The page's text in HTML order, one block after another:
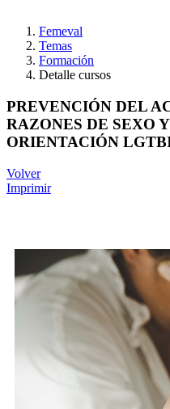
Femeval
Temas
Formación
Detalle cursos
PREVENCIÓN DEL
RAZONES DE SEXO
ORIENTACIÓN
Volver
Imprimir